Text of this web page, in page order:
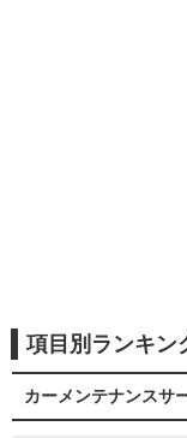
項目別ランキン
カーメンテナンスサ